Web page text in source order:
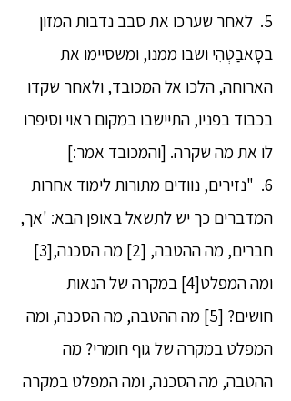
5. לאחר שערכו את סבב נדבות המזון
בסָאבַטְּהִי ושבו ממנו, ומשסיימו את
הארוחה, הלכו אל המכובד, ולאחר שקדו
בכבוד בפניו, התיישבו במקום ראוי וסיפרו
לו את מה שקרה. [והמכובד אמר:]
6. "נזירים, נוודים מתורות לימוד אחרות
המדברים כך יש לתשאל באופן הבא: 'אך,
חברים, מה ההטבה, [2] מה הסכנה,[3]
ומה המפלט[4] במקרה של הנאות
חושים? [5] מה ההטבה, מה הסכנה, ומה
המפלט במקרה של גוף חומרי? מה
ההטבה, מה הסכנה, ומה המפלט במקרה